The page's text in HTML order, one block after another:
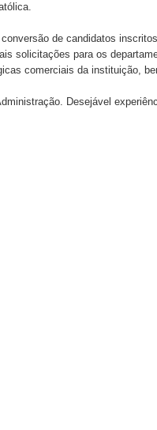
de candidatos
solicitações para os
comerciais da instituição,
Desejável